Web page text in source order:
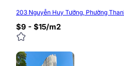
203 Nguyễn Huy Tưởng, Phường
$9 - $15/m2